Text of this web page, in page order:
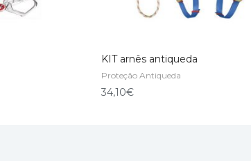
ADD TO CART
KIT arnês antiqueda
Proteção Antiqueda
34,10€